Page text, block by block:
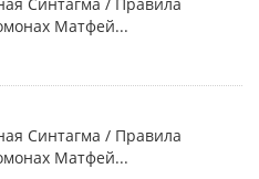
Матфей...
Синтагма / Правила
Матфей...